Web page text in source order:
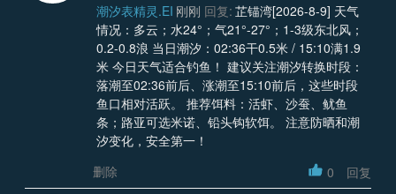
潮汐表精灵.EI 刚刚 回复: 芷锚湾[2026-8-9] 天气
情况：多云；水24°；气21°-27°；1-3级东北风；
0.2-0.8浪 当日潮汐：02:36干0.5米 / 15:10满1.9
米 今日天气适合钓鱼！ 建议关注潮汐转换时段：
落潮至02:36前后、涨潮至15:10前后，这些时段
鱼口相对活跃。 推荐饵料：活虾、沙蚕、鱿鱼
条；路亚可选米诺、铅头钩软饵。 注意防晒和潮
汐变化，安全第一！
删除
0 回复